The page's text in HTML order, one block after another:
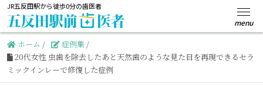
JR五反田駅から徒歩0分の歯医者
ホーム / 症例集 /
20代女性 虫歯を除去したあと天然歯のような見た目を再現できるセラ
ミックインレーで修復した症例